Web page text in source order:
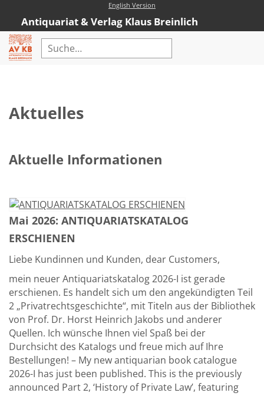
English Version
Antiquariat & Verlag Klaus Breinlich
Antiquariat
Neubücher
AVKB-Edition Downloads
Buchempfehlungen
Neubuchsortiment
Über uns
Aktuelles
Meine Tätigkeitsfelder
Buchbinderei und Restauration
Glossar und Bibliographien
Aktuelles
Aktuelle Informationen
Mai 2026: ANTIQUARIATSKATALOG
ERSCHIENEN
Liebe Kundinnen und Kunden, dear Customers,
mein neuer Antiquariatskatalog 2026-I ist gerade
erschienen. Es handelt sich um den angekündigten Teil
2 „Privatrechtsgeschichte“, mit Titeln aus der Bibliothek
von Prof. Dr. Horst Heinrich Jakobs und anderer
Quellen. Ich wünsche Ihnen viel Spaß bei der
Durchsicht des Katalogs und freue mich auf Ihre
Bestellungen! – My new antiquarian book catalogue
2026-I has just been published. This is the previously
announced Part 2, ‘History of Private Law’, featuring